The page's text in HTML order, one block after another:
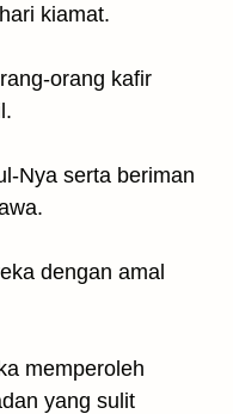
kiamat.
orang kafir
Nya serta beriman
dengan amal
memperoleh
yang sulit